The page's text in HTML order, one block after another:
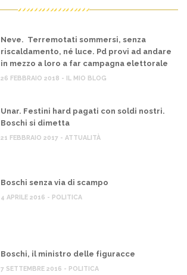
Neve. Terremotati sommersi, senza
riscaldamento, né luce. Pd provi ad andare
in mezzo a loro a far campagna elettorale
26 FEBBRAIO 2018 - IL MIO BLOG
Unar. Festini hard pagati con soldi nostri.
Boschi si dimetta
21 FEBBRAIO 2017 - ATTUALITÀ
Boschi senza via di scampo
4 APRILE 2016 - POLITICA
Boschi, il ministro delle figuracce
7 SETTEMBRE 2016 - POLITICA